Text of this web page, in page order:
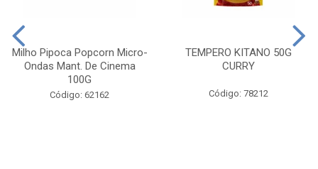
Milho Pipoca Popcorn Micro-
Ondas Mant. De Cinema
100G
Código: 62162
TEMPERO KITANO 50G
CURRY
Código: 78212